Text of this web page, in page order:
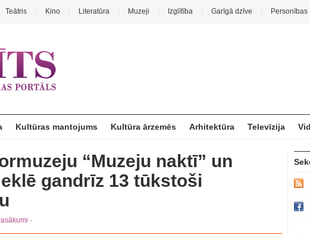
Teātris Kino Literatūra Muzeji Izglītība Garīgā dzīve Personības
Kultūras mantojums Kultūra ārzemēs Arhitektūra Televīzija
“Muzeju naktī” un
gandrīz 13 tūkstoši
·